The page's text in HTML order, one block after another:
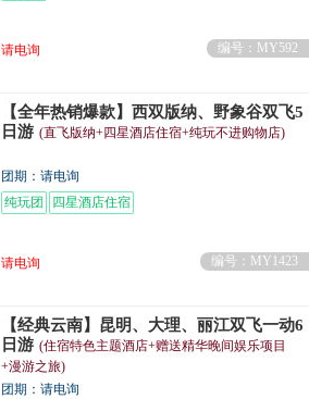
请电询
编号：MY592
【全年热销爆款】西双版纳、野象谷双飞5
日游 (直飞版纳+四星酒店住宿+纯玩不进购物店)
团期：请电询
纯玩团
四星酒店住宿
请电询
编号：MY1423
【经典云南】昆明、大理、丽江双飞一动6
日游 (住宿特色主题酒店+赠送精华晚间娱乐项目
+漫游之旅)
团期：请电询